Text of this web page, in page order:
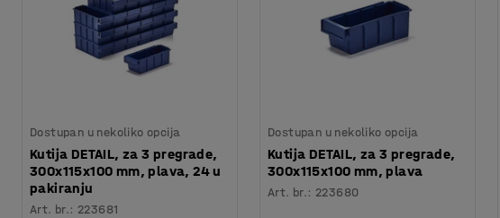
Dostupan u nekoliko opcija
Kutija DETAIL, za 3 pregrade,
300x115x100 mm, plava, 24 u
pakiranju
Art. br.: 223681
Dostupan u nekoliko opcija
Kutija DETAIL, za 3 pregrade,
300x115x100 mm, plava
Art. br.: 223680